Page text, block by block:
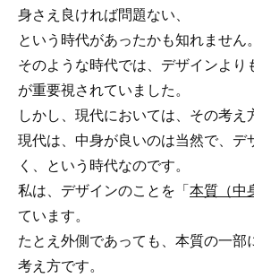
身さえ良ければ問題ない、
という時代があったかも知れません。
そのような時代では、デザインより
が重要視されていました。
しかし、現代においては、その考え
現代は、中身が良いのは当然で、デ
く、という時代なのです。
私は、デザインのことを「本質（中
ています。
たとえ外側であっても、本質の一部
考え方です。